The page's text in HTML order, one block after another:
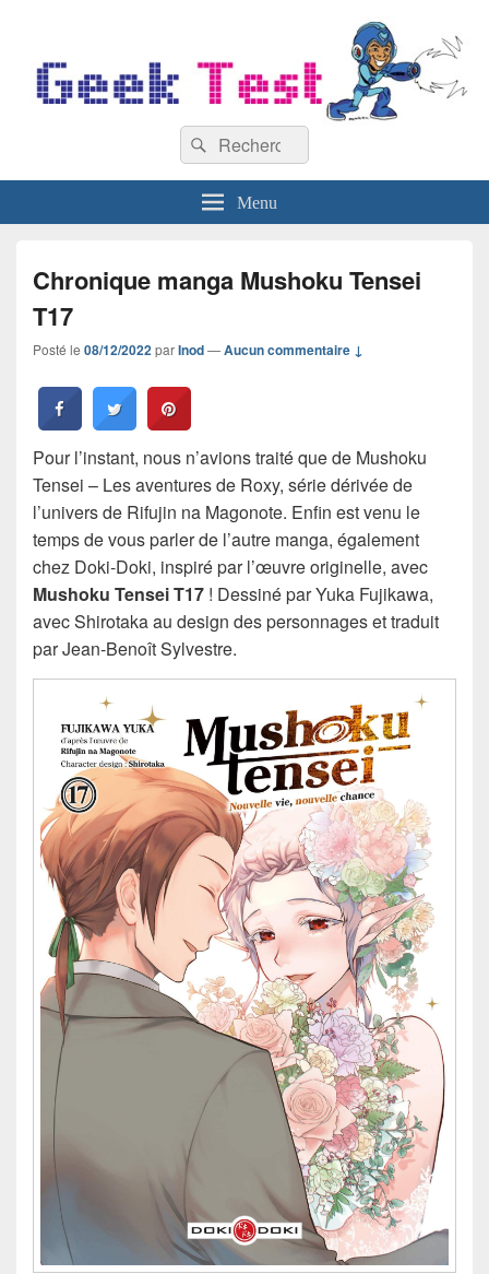
Recherche :
Rechercher
Menu
Chronique manga Mushoku Tensei
T17
Posté le 08/12/2022parInod—Aucun commentaire ↓
Pour l’instant, nous n’avions traité que de Mushoku
Tensei – Les aventures de Roxy, série dérivée de
l’univers de Rifujin na Magonote. Enfin est venu le
temps de vous parler de l’autre manga, également
chez Doki-Doki, inspiré par l’œuvre originelle, avec
Mushoku Tensei T17 ! Dessiné par Yuka Fujikawa,
avec Shirotaka au design des personnages et traduit
par Jean-Benoît Sylvestre.